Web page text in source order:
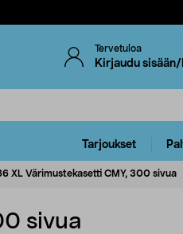
Tervetuloa
Kirjaudu
Tarjoukset
XL Värimustekasetti CMY, 300 sivua
sivua